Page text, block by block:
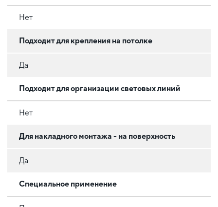
Нет
Подходит для крепления на потолке
Да
Подходит для организации световых линий
Нет
Для накладного монтажа - на поверхность
Да
Специальное применение